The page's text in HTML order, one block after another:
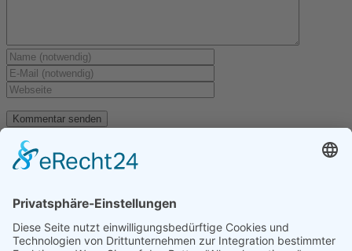
Menü
Lageplan
Unser Bergheim
Bilder Galerien
Gartentipps für den
August